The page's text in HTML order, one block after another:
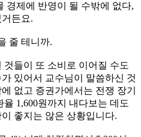
경제에 반영이 될 수밖에 없다,
든요.
줄 테니까.
들이 또 소비로 이어질 수도
있어서 교수님이 말씀하신 것
없고 증권가에서는 전쟁 장기
1,600원까지 내다보는 데도
좋지는 않은 상황입니다.